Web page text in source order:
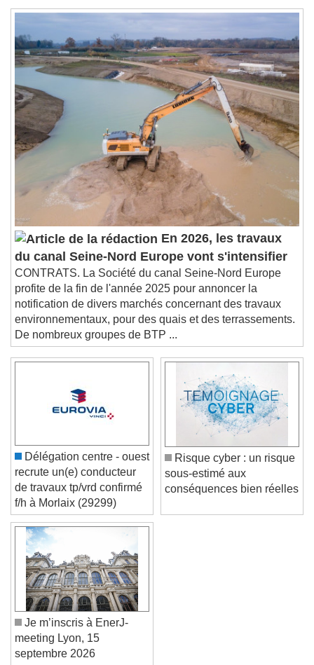
1x
Playback Rate
Chapters
Chapters
Descriptions
descriptions off, selected
subtitles settings, opens subtitles
settings dialog
subtitles off, selected
Audio Track
Picture-in-Picture
Fullscreen
This is a modal window.
Beginning of dialog window. Escape will cancel
and close the window.
Text
Color Opacity
Text Background
Caption Area Background
Font Size
Text Edge Style
Reset
Done
Close Modal Dialog
End of dialog window.
En 2026, les travaux
du canal Seine-Nord Europe vont s'intensifier
CONTRATS. La Société du canal Seine-Nord Europe
profite de la fin de l'année 2025 pour annoncer la
notification de divers marchés concernant des travaux
environnementaux, pour des quais et des terrassements.
De nombreux groupes de BTP ...
Délégation centre - ouest
recrute un(e) conducteur
de travaux tp/vrd confirmé
f/h à Morlaix (29299)
Risque cyber : un risque
sous-estimé aux
Je m’inscris à EnerJ-
meeting Lyon, 15